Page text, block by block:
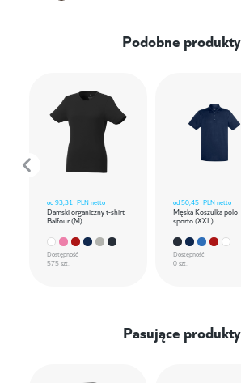
Podobne produkty
od93,31 PLN netto
Damski organiczny t-shirt
Balfour (M)
Dostępność
575 szt.
od50,45 PLN netto
Męska Koszulka polo
sporto (XXL)
Dostępność
0 szt.
Pasujące produkty